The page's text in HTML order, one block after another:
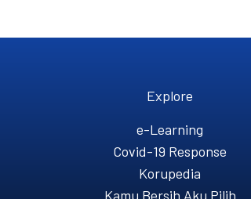
Explore
e-Learning
Covid-19 Response
Korupedia
Kamu Bersih Aku Pilih